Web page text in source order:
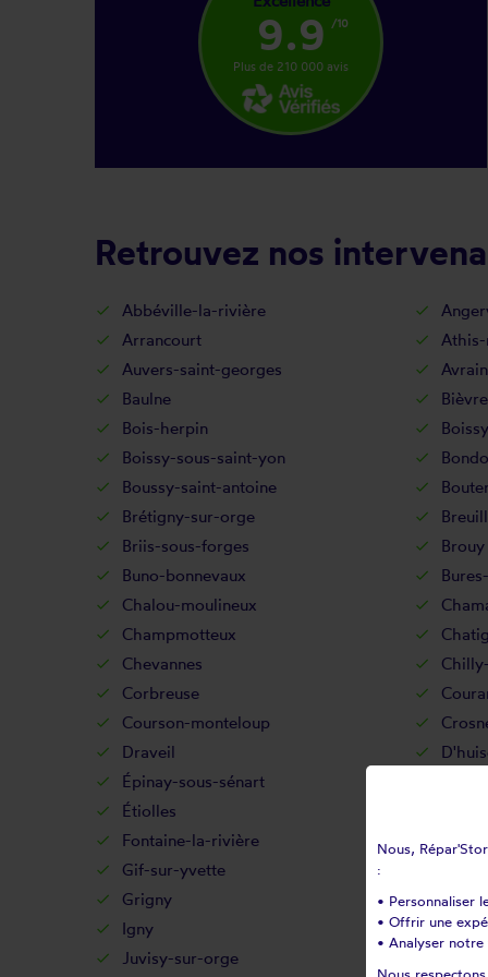
9.9 /10
Plus de 210 000 avis
Retrouvez nos
Abbéville-la-rivière
Arrancourt
Auvers-saint-georges
Baulne
Bois-herpin
Boissy-sous-saint-yon
Boussy-saint-antoine
Brétigny-sur-orge
Briis-sous-forges
Brouy
Buno-bonnevaux
Chalou-moulineux
Champmotteux
Chevannes
Corbreuse
Courson-monteloup
Draveil
Épinay-sous-sénart
Étiolles
Fontaine-la-rivière
Gif-sur-yvette
Grigny
Igny
Juvisy-sur-orge
Nous,
:
• Personnaliser
• Offrir une
• Analyser notre